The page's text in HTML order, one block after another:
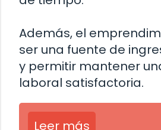
Además, el
ser una fuente de
y permitir mantener
laboral satisfactoria.
Leer más